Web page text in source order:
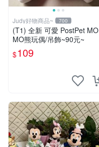
Judy好物商品~ 700
(T1) 全新 可愛 PostPet MO
MO熊玩偶/吊飾~90元~
$109